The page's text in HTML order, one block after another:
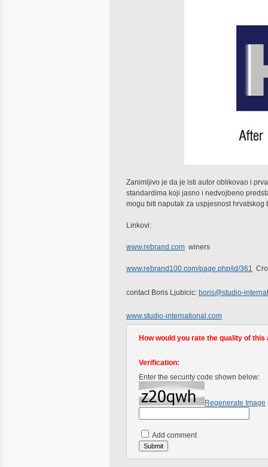
Zanimljivo je da je isti autor oblikovao i
standardima koji jasno i nedvojbeno
mogu biti naputak za uspjesnost
Linkovi:
www.rebrand.com winers
www.rebrand100.com/page.php/id/361
contact Boris Ljubicic: boris@studio-
www.studio-international.com
How would you rate the quality of this
Verification:
Enter the security code shown below:
Regenerate Image
Add comment